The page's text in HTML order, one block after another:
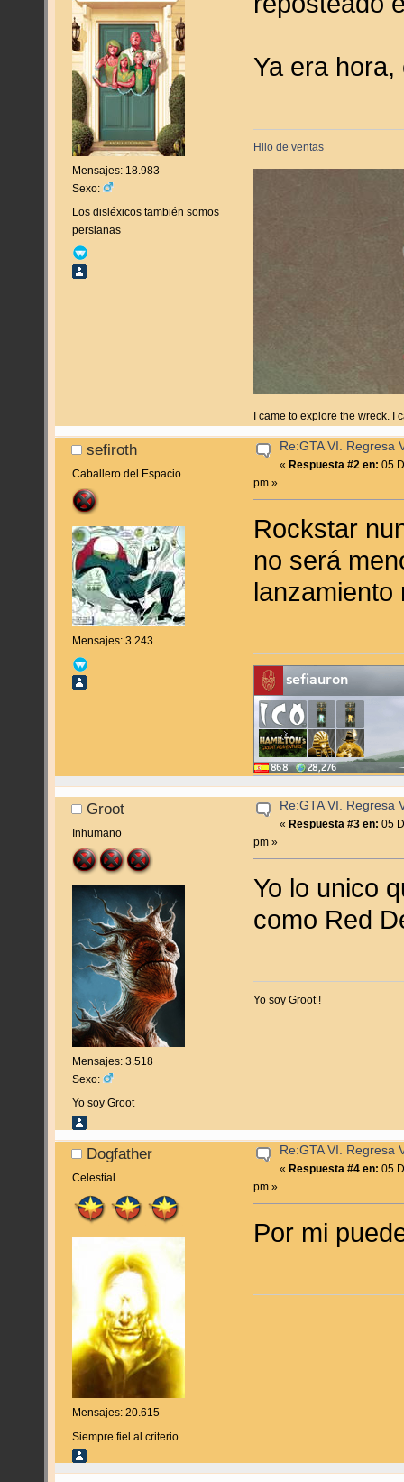
Mensajes: 18.983
Sexo:
Los disléxicos también somos
persianas
Ya era
Hilo de ventas
I came to explore the wreck.
sefiroth
Caballero del Espacio
Mensajes: 3.243
Re:GTA VI. Regresa
« Respuesta #2 en: 05
pm »
Rockstar
no será
lanzamiento
Groot
Inhumano
Mensajes: 3.518
Sexo:
Yo soy Groot
Re:GTA VI. Regresa
« Respuesta #3 en: 05
pm »
Yo lo unico
como Red
Yo soy Groot !
Dogfather
Celestial
Mensajes: 20.615
Siempre fiel al criterio
Re:GTA VI. Regresa
« Respuesta #4 en: 05
pm »
Por mi